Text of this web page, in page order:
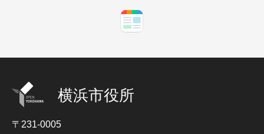
横浜市役所
〒231-0005